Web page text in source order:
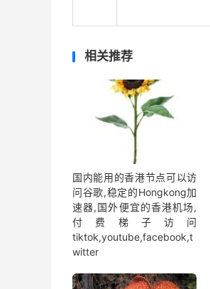
相关推荐
国内能用的香港节点可以访
问谷歌,稳定的Hongkong加
速器,国外便宜的香港机场,
付费梯子访问
tiktok,youtube,facebook,t
witter